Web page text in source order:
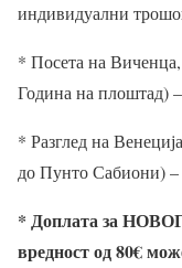
индивидуални
* Посета на
Година на плоштад)
* Разглед на
до Пунто Сабиони) –
* Доплата за
вредност од 80€